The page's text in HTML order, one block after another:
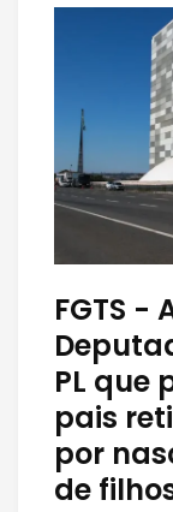
FGTS -
PL que
pais
por
de